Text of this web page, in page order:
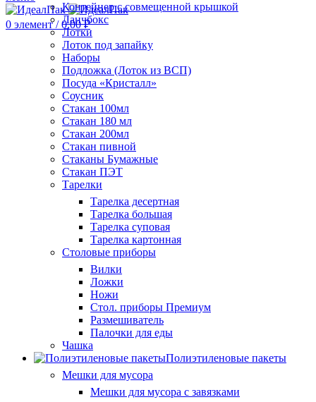
0 элемент / 0.00₽
Контейнер с совмещенной крышкой
Ланчбокс
Лотки
Лоток под запайку
Наборы
Подложка (Лоток из ВСП)
Посуда «Кристалл»
Соусник
Стакан 100мл
Стакан 180 мл
Стакан 200мл
Стакан пивной
Стаканы Бумажные
Стакан ПЭТ
Тарелки
Тарелка десертная
Тарелка большая
Тарелка суповая
Тарелка картонная
Столовые приборы
Вилки
Ложки
Ножи
Стол. приборы Премиум
Размешиватель
Палочки для еды
Чашка
Полиэтиленовые пакеты
Мешки для мусора
Мешки для мусора с завязками